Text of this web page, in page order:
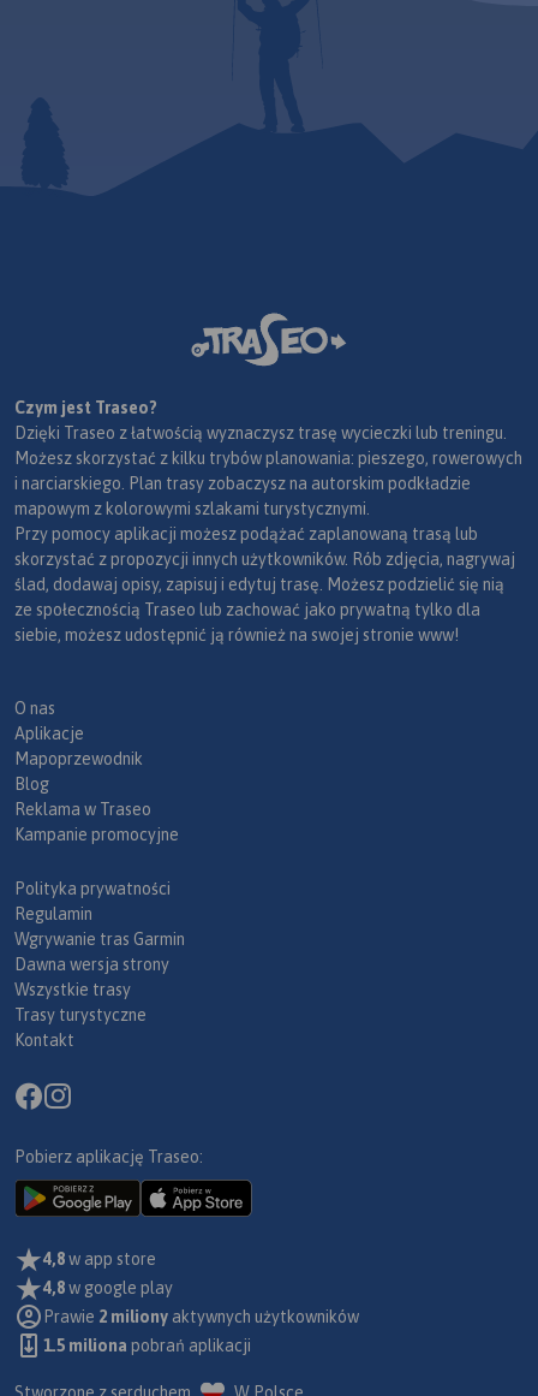
Czym jest Traseo?
Dzięki Traseo z łatwością wyznaczysz trasę wycieczki lub treningu.
Możesz skorzystać z kilku trybów planowania: pieszego, rowerowych
i narciarskiego. Plan trasy zobaczysz na autorskim podkładzie
mapowym z kolorowymi szlakami turystycznymi.
Przy pomocy aplikacji możesz podążać zaplanowaną trasą lub
skorzystać z propozycji innych użytkowników. Rób zdjęcia, nagrywaj
ślad, dodawaj opisy, zapisuj i edytuj trasę. Możesz podzielić się nią
ze społecznością Traseo lub zachować jako prywatną tylko dla
siebie, możesz udostępnić ją również na swojej stronie www!
O nas
Aplikacje
Mapoprzewodnik
Blog
Reklama w Traseo
Kampanie promocyjne
Polityka prywatności
Regulamin
Wgrywanie tras Garmin
Dawna wersja strony
Wszystkie trasy
Trasy turystyczne
Kontakt
Pobierz aplikację Traseo:
4,8w app store
4,8w google play
Prawie 2 miliony aktywnych użytkowników
1.5 miliona pobrań aplikacji
Stworzone z serduchem W Polsce